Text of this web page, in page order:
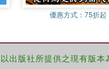
優惠方式：75折起
版社所提供之現有版